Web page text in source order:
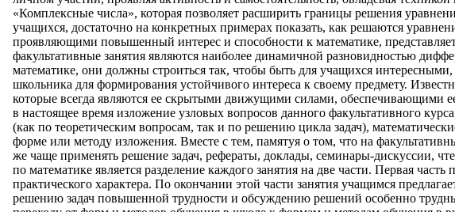
«Комплексные числа», которая позволяет расширить границы решения
учащихся, достаточно на конкретных примерах показать, как решаются
проявляющими повышенный интерес и способности к математике,
факультативные занятия являются наиболее динамичной разновидностью
математике, они должны строиться так, чтобы быть для учащихся
школьника для формирования устойчивого интереса к своему предмету.
которые всегда являются ее скрытыми движущими силами, обеспечивающими
в настоящее время изложение узловых вопросов данного факультативного
(как по теоретическим вопросам, так и по решению цикла задач),
форме или методу изложения. Вместе с тем, памятуя о том, что на
же чаще применять решение задач, рефераты, доклады, семинары-дискуссии,
по математике является разделение каждого занятия на две части. Первая
практического характера. По окончании этой части занятия учащимся
решению задач повышенной трудности и обсуждению решений особенно